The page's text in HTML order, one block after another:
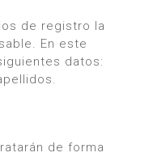
de registro la
En este
datos:
de forma